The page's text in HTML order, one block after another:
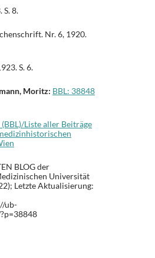
S. 8.
Nr. 6, 1920.
S. 6.
Moritz: BBL: 38848
Liste aller Beiträge
BLOG der
Universität
Letzte Aktualisierung:
ub-